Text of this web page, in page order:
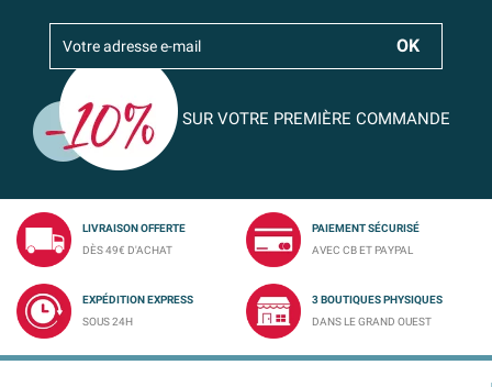
SUR VOTRE PREMIÈRE COMMANDE
LIVRAISON OFFERTE
DÈS 49€ D'ACHAT
PAIEMENT SÉCURISÉ
AVEC CB ET PAYPAL
EXPÉDITION EXPRESS
SOUS 24H
3 BOUTIQUES PHYSIQUES
DANS LE GRAND OUEST